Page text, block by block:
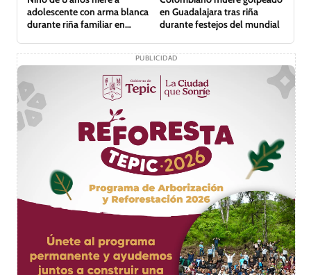
adolescente con arma blanca
durante riña familiar en
en Guadalajara tras riña
durante festejos del mundial
PUBLICIDAD